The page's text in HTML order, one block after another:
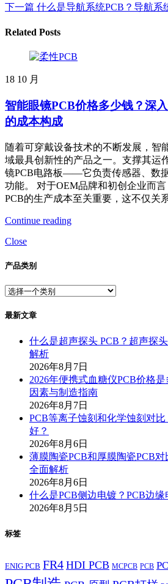
下一篇 什么是导航系统PCB？导航系
Related Posts
18 10 月
智能眼镜PCB价格多少钱？深
的成本构成
随着可穿戴设备技术的不断发展，智
域最具创新性的产品之一。支撑其运
镜PCB电路板——它负责传感器、数
功能。 对于OEM品牌和初创企业而
PCB的生产成本至关重要，这不仅关
Continue reading
Close
产品类别
最新文章
什么是超声探头 PCB？超声探
解析
2026年8月7日
2026年便携式血糖仪PCB价格
因素与制造指南
2026年8月7日
PCB等离子蚀刻和化学蚀刻对
好？
2026年8月6日
薄膜陶瓷PCB和厚膜陶瓷PCB
全面解析
2026年8月6日
什么是PCB侧边电镀？PCB边
2026年8月5日
标签
ENIG PCB FR4 HDI PCB MCPCB PCB